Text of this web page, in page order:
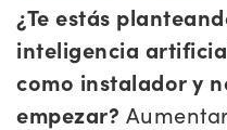
¿Te estás
inteligencia
como instalador y
empezar?